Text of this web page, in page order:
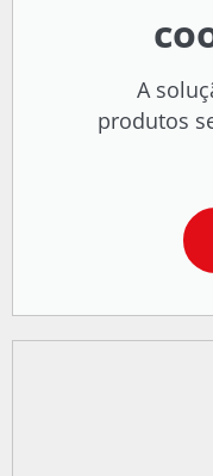
A
produtos